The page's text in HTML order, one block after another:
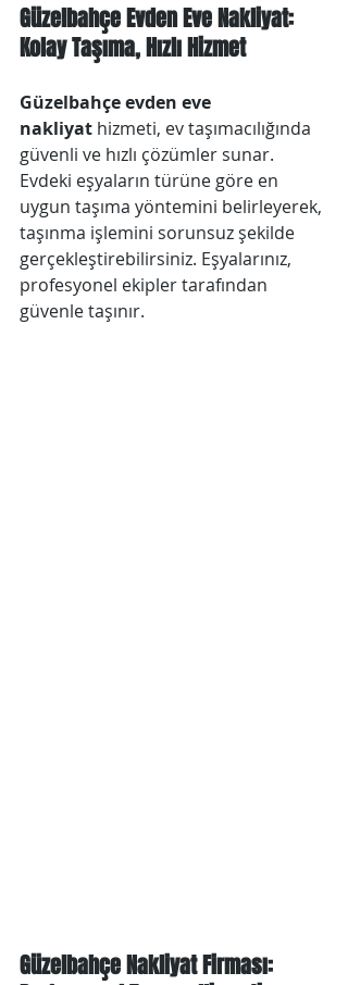
Güzelbahçe Evden Eve Nakliyat:
Kolay Taşıma, Hızlı Hizmet
Güzelbahçe evden eve
nakliyat hizmeti, ev taşımacılığında
güvenli ve hızlı çözümler sunar.
Evdeki eşyaların türüne göre en
uygun taşıma yöntemini belirleyerek,
taşınma işlemini sorunsuz şekilde
gerçekleştirebilirsiniz. Eşyalarınız,
profesyonel ekipler tarafından
güvenle taşınır.
Güzelbahçe Nakliyat Firması: